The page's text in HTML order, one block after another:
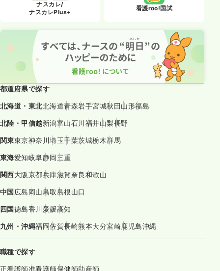
ナスカレ/
ナスカレPlus+
看護roo!国試
都道府県で探す
北海道・東北北海道青森岩手宮城秋田山形福島
北陸・甲信越新潟富山石川福井山梨長野
関東東京神奈川埼玉千葉茨城栃木群馬
東海愛知岐阜静岡三重
関西大阪京都兵庫滋賀奈良和歌山
中国広島岡山鳥取島根山口
四国徳島香川愛媛高知
九州・沖縄福岡佐賀長崎熊本大分宮崎鹿児島沖縄
職種で探す
正看護師准看護師保健師助産師